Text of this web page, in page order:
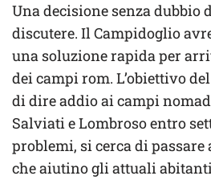
Una decisione senza dubbio
discutere. Il Campidoglio
una soluzione rapida per
dei campi rom. L’obiettivo
di dire addio ai campi
Salviati e Lombroso entro
problemi, si cerca di
che aiutino gli attuali